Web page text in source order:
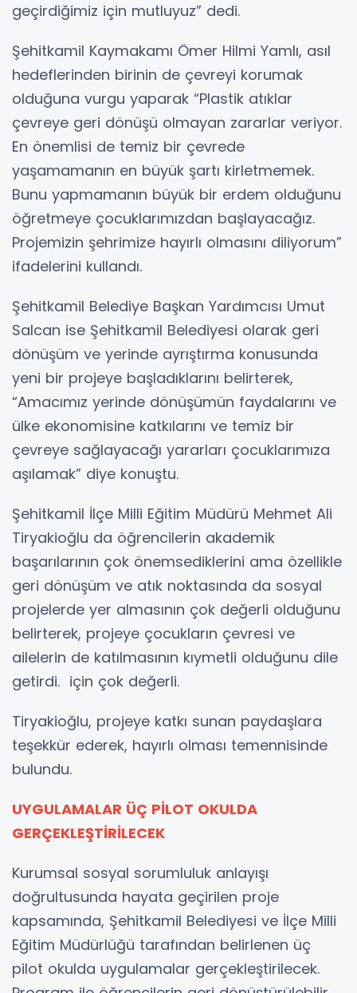
geçirdiğimiz için mutluyuz” dedi.
Şehitkamil Kaymakamı Ömer Hilmi Yamlı, asıl
hedeflerinden birinin de çevreyi korumak
olduğuna vurgu yaparak “Plastik atıklar
çevreye geri dönüşü olmayan zararlar veriyor.
En önemlisi de temiz bir çevrede
yaşamamanın en büyük şartı kirletmemek.
Bunu yapmamanın büyük bir erdem olduğunu
öğretmeye çocuklarımızdan başlayacağız.
Projemizin şehrimize hayırlı olmasını diliyorum”
ifadelerini kullandı.
Şehitkamil Belediye Başkan Yardımcısı Umut
Salcan ise Şehitkamil Belediyesi olarak geri
dönüşüm ve yerinde ayrıştırma konusunda
yeni bir projeye başladıklarını belirterek,
“Amacımız yerinde dönüşümün faydalarını ve
ülke ekonomisine katkılarını ve temiz bir
çevreye sağlayacağı yararları çocuklarımıza
aşılamak” diye konuştu.
Şehitkamil İlçe Milli Eğitim Müdürü Mehmet Ali
Tiryakioğlu da öğrencilerin akademik
başarılarının çok önemsediklerini ama özellikle
geri dönüşüm ve atık noktasında da sosyal
projelerde yer almasının çok değerli olduğunu
belirterek, projeye çocukların çevresi ve
ailelerin de katılmasının kıymetli olduğunu dile
getirdi. için çok değerli.
Tiryakioğlu, projeye katkı sunan paydaşlara
teşekkür ederek, hayırlı olması temennisinde
bulundu.
UYGULAMALAR ÜÇ PİLOT OKULDA
GERÇEKLEŞTİRİLECEK
Kurumsal sosyal sorumluluk anlayışı
doğrultusunda hayata geçirilen proje
kapsamında, Şehitkamil Belediyesi ve İlçe Milli
Eğitim Müdürlüğü tarafından belirlenen üç
pilot okulda uygulamalar gerçekleştirilecek.